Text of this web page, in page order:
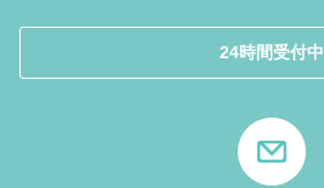
24時間受付中